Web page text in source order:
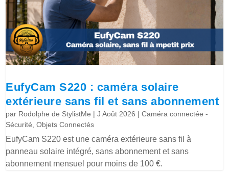
EufyCam S220 : caméra solaire
extérieure sans fil et sans abonnement
par Rodolphe de StylistMe |J Août 2026 |Caméra connectée -
Sécurité,Objets Connectés
EufyCam S220 est une caméra extérieure sans fil à
panneau solaire intégré, sans abonnement et sans
abonnement mensuel pour moins de 100 €.